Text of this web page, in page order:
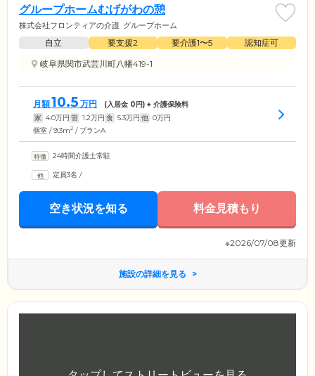
グループホームむげがわの憩
株式会社フロンティアの介護 グループホーム
自立 要支援2 要介護1〜5
認知症可
岐阜県関市武芸川町八幡419-1
月額10.5 万円 (入居金 0円) + 介護保険料
家 4.0万円 管 1.2万円 食 5.3万円 他 0万円
個室 / 9.3m2 / プランA
24時間介護士常駐
定員3名 /
空き状況を知る 料金見積もり
※2026/07/08更新
施設の詳細を見る